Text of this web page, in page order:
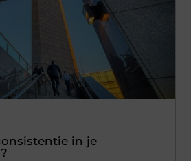
in je